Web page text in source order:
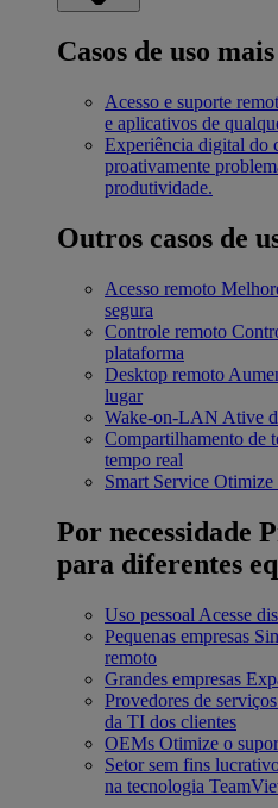
Casos de uso
Acesso e suporte
e aplicativos de
Experiência digital do
proativamente
produtividade.
Outros casos de
Acesso remoto
segura
Controle remoto
plataforma
Desktop remoto
lugar
Wake-on-LAN Ative
Compartilhamento de
tempo real
Smart Service Otimize
Por necessidade
para diferentes
Uso pessoal Acesse
Pequenas empresas
remoto
Grandes empresas
Provedores de
da TI dos clientes
OEMs Otimize o
Setor sem fins
na tecnologia